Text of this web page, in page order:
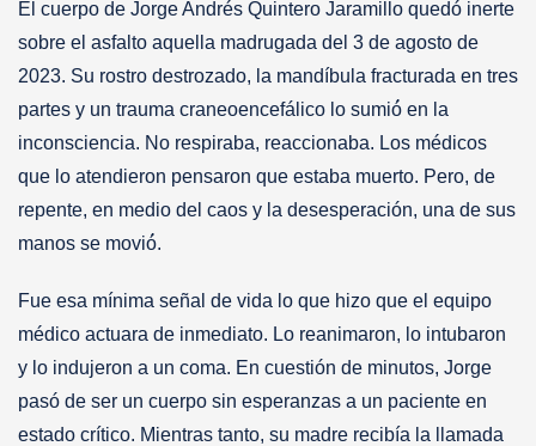
El cuerpo de Jorge Andrés Quintero Jaramillo quedó inerte
sobre el asfalto aquella madrugada del 3 de agosto de
2023. Su rostro destrozado, la mandíbula fracturada en tres
partes y un trauma craneoencefálico lo sumió́ en la
inconsciencia. No respiraba, reaccionaba. Los médicos
que lo atendieron pensaron que estaba muerto. Pero, de
repente, en medio del caos y la desesperación, una de sus
manos se movió́.
Fue esa mínima señal de vida lo que hizo que el equipo
médico actuara de inmediato. Lo reanimaron, lo intubaron
y lo indujeron a un coma. En cuestión de minutos, Jorge
pasó de ser un cuerpo sin esperanzas a un paciente en
estado crítico. Mientras tanto, su madre recibía la llamada